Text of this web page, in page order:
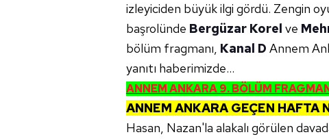
izleyiciden büyük ilgi gördü. Zengin
başrolünde Bergüzar Korel ve
bölüm fragmanı, Kanal D Annem
yanıtı haberimizde...
ANNEM ANKARA 9. BÖLÜM
ANNEM ANKARA GEÇEN HAFTA
Hasan, Nazan'la alakalı görülen